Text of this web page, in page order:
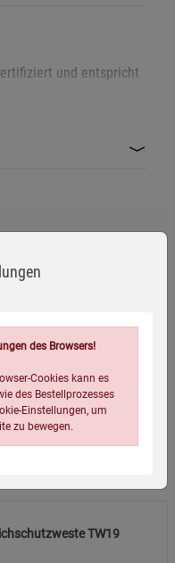
und entspricht
werden.
Schusswaffen
Gegenständen
Schutzplatten vor
TW19
des Browsers!
Cookies kann es
des Bestellprozesses
Einstellungen, um
zu bewegen.